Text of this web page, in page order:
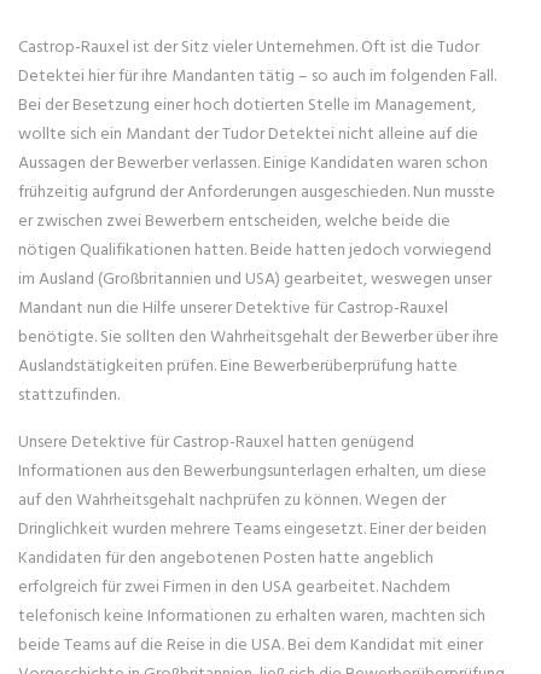
Castrop-Rauxel ist der Sitz vieler Unternehmen. Oft ist die Tudor
Detektei hier für ihre Mandanten tätig – so auch im folgenden Fall.
Bei der Besetzung einer hoch dotierten Stelle im Management,
wollte sich ein Mandant der Tudor Detektei nicht alleine auf die
Aussagen der Bewerber verlassen. Einige Kandidaten waren schon
frühzeitig aufgrund der Anforderungen ausgeschieden. Nun musste
er zwischen zwei Bewerbern entscheiden, welche beide die
nötigen Qualifikationen hatten. Beide hatten jedoch vorwiegend
im Ausland (Großbritannien und USA) gearbeitet, weswegen unser
Mandant nun die Hilfe unserer Detektive für Castrop-Rauxel
benötigte. Sie sollten den Wahrheitsgehalt der Bewerber über ihre
Auslandstätigkeiten prüfen. Eine Bewerberüberprüfung hatte
stattzufinden.
Unsere Detektive für Castrop-Rauxel hatten genügend
Informationen aus den Bewerbungsunterlagen erhalten, um diese
auf den Wahrheitsgehalt nachprüfen zu können. Wegen der
Dringlichkeit wurden mehrere Teams eingesetzt. Einer der beiden
Kandidaten für den angebotenen Posten hatte angeblich
erfolgreich für zwei Firmen in den USA gearbeitet. Nachdem
telefonisch keine Informationen zu erhalten waren, machten sich
beide Teams auf die Reise in die USA. Bei dem Kandidat mit einer